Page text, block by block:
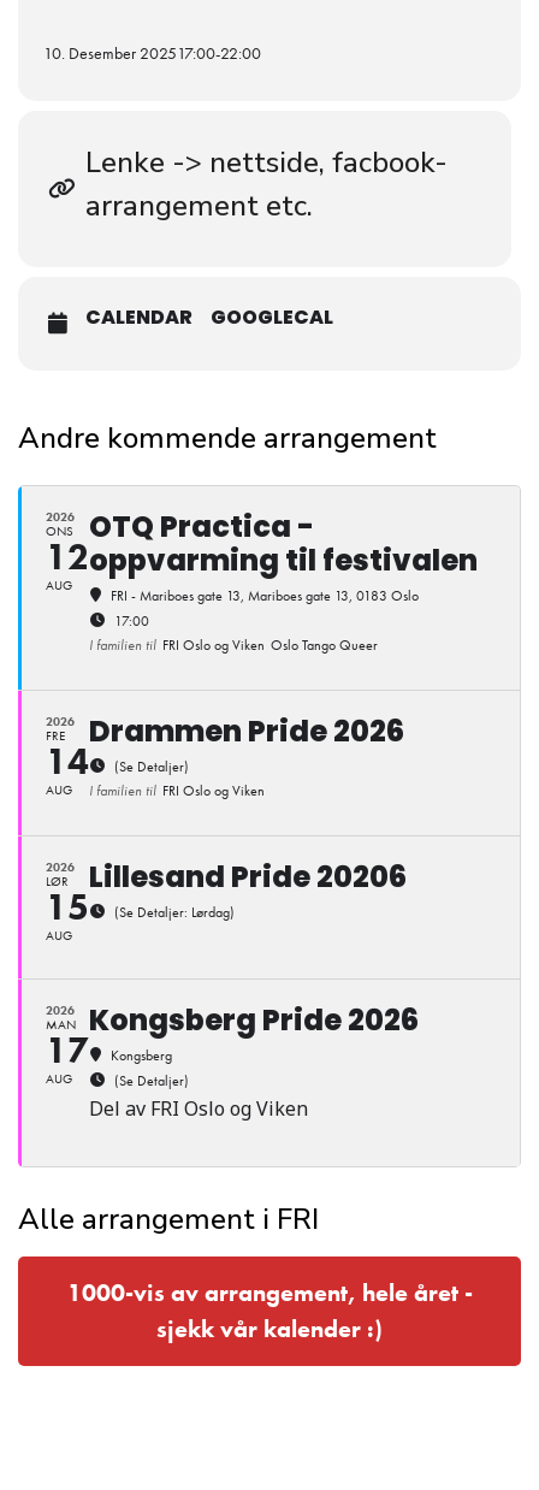
10. Desember 202517:00-22:00
Lenke -> nettside, facbook-
arrangement etc.
CALENDAR GOOGLECAL
Andre kommende arrangement
2026
ONS
12
AUG
OTQ Practica -
oppvarming til festivalen
FRI - Mariboes gate 13, Mariboes gate 13, 0183 Oslo
17:00
I familien til FRI Oslo og Viken Oslo Tango Queer
2026
FRE
14
AUG
Drammen Pride 2026
(Se Detaljer)
I familien til FRI Oslo og Viken
2026
LØR
15
AUG
Lillesand Pride 20206
(Se Detaljer: Lørdag)
2026
MAN
17
AUG
Kongsberg Pride 2026
Kongsberg
(Se Detaljer)
Del av FRI Oslo og Viken
Alle arrangement i FRI
1000-vis av arrangement, hele året -
sjekk vår kalender :)